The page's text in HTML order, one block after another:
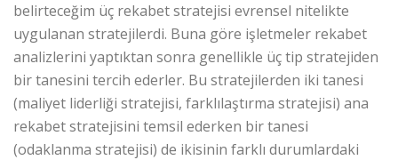
belirteceğim üç rekabet stratejisi evrensel nitelikte
uygulanan stratejilerdi. Buna göre işletmeler rekabet
analizlerini yaptıktan sonra genellikle üç tip stratejiden
bir tanesini tercih ederler. Bu stratejilerden iki tanesi
(maliyet liderliği stratejisi, farklılaştırma stratejisi) ana
rekabet stratejisini temsil ederken bir tanesi
(odaklanma stratejisi) de ikisinin farklı durumlardaki